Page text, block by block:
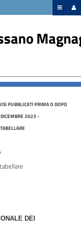
PUBBLICATI PRIMA O DOPO
DICEMBRE 2023 -
DEI